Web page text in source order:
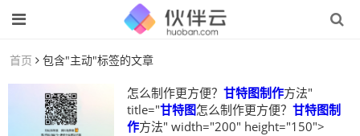
首页 包含"主动"标签的文章
怎么制作更方便？ 甘特图制作方法"
title="甘特图怎么制作更方便？ 甘特图制
作方法" width="200" height="150">